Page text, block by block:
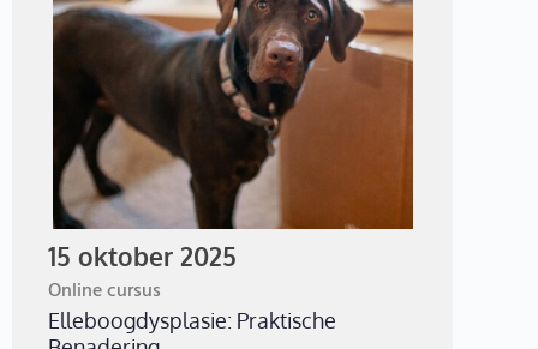
15 oktober 2025
Online cursus
Elleboogdysplasie: Praktische